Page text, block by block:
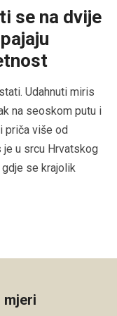
se na dvije
Udahnuti miris
na seoskom putu i
priča više od
je u srcu Hrvatskog
gdje se krajolik
mjeri